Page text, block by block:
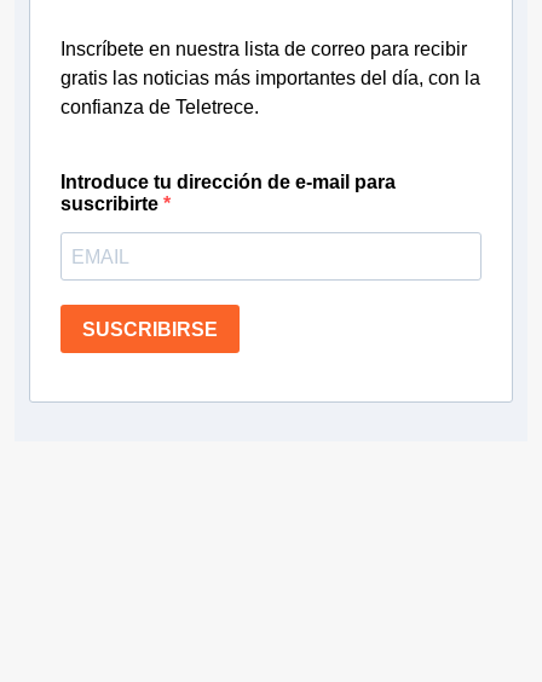
Inscríbete en nuestra lista de correo para recibir
gratis las noticias más importantes del día, con la
confianza de Teletrece.
Introduce tu dirección de e-mail para
suscribirte
SUSCRIBIRSE